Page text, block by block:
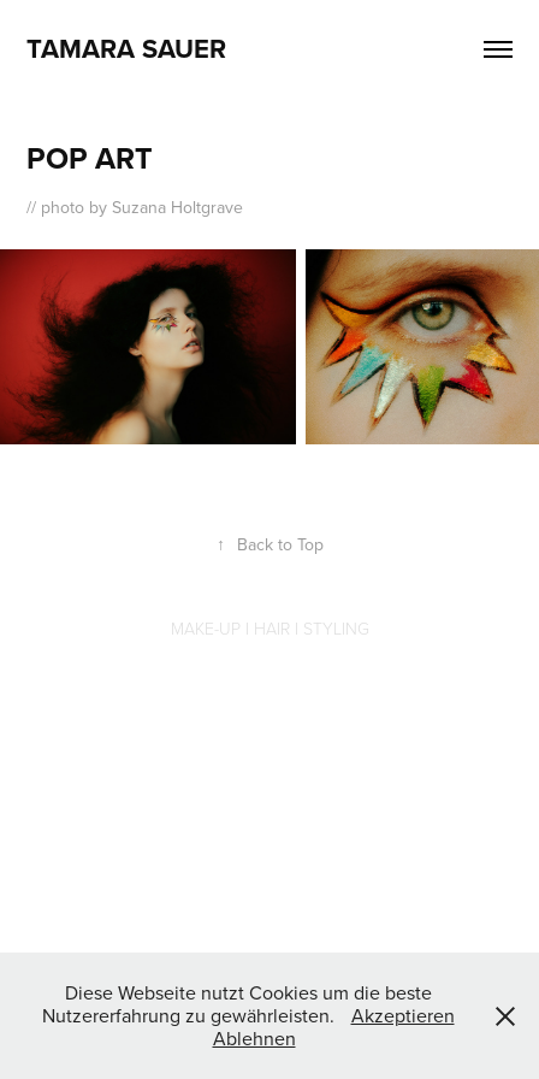
TAMARA SAUER
POP ART
// photo by Suzana Holtgrave
↑ Back to Top
MAKE-UP I HAIR I STYLING
Diese Webseite nutzt Cookies um die beste
Nutzererfahrung zu gewährleisten.
Akzeptieren
Ablehnen